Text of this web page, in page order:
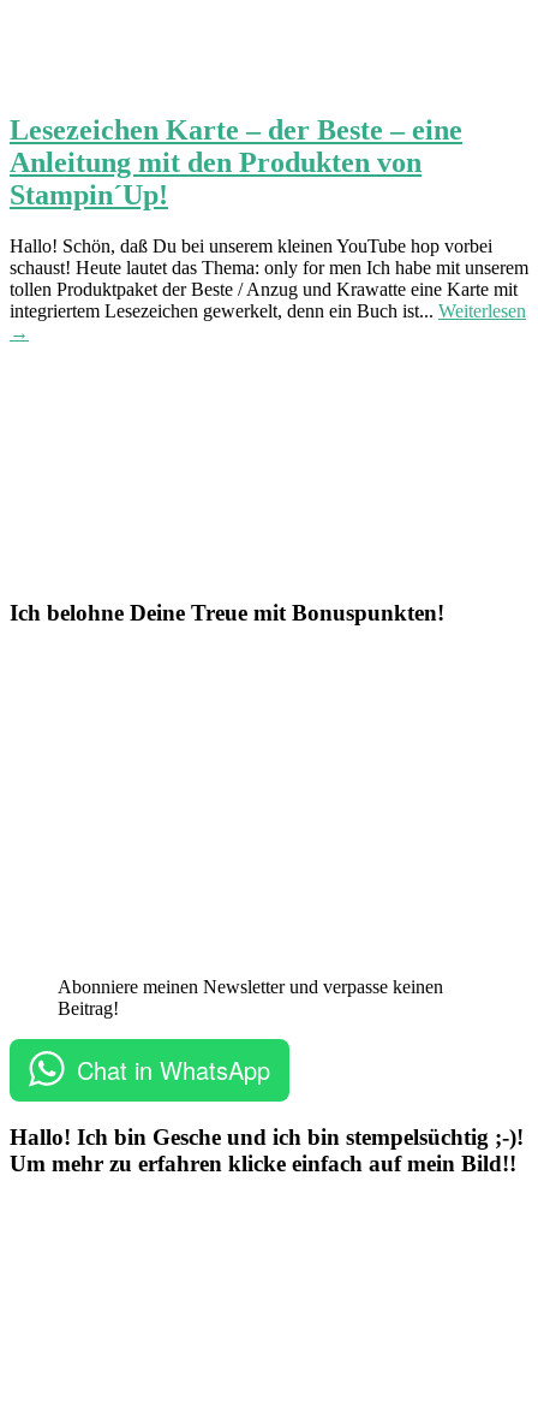
Lesezeichen Karte – der Beste – eine
Anleitung mit den Produkten von
Stampin´Up!
Hallo! Schön, daß Du bei unserem kleinen YouTube hop vorbei
schaust! Heute lautet das Thema: only for men Ich habe mit unserem
tollen Produktpaket der Beste / Anzug und Krawatte eine Karte mit
integriertem Lesezeichen gewerkelt, denn ein Buch ist... Weiterlesen
→
Ich belohne Deine Treue mit Bonuspunkten!
Abonniere meinen Newsletter und verpasse keinen
Beitrag!
Chat in WhatsApp
Hallo! Ich bin Gesche und ich bin stempelsüchtig ;-)!
Um mehr zu erfahren klicke einfach auf mein Bild!!